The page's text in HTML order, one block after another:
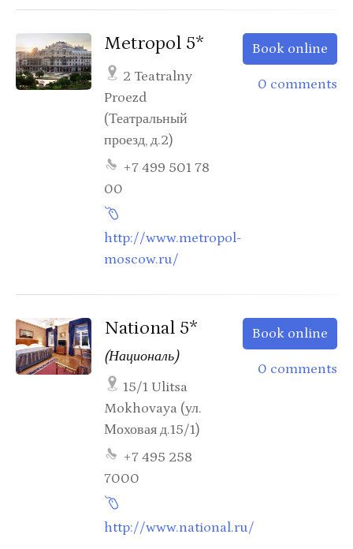
Metropol 5*
2 Teatralny
Proezd
(Театральный
проезд, д.2)
+7 499 501 78
00
http://www.metropol-
moscow.ru/
Book online
0 comments
National 5*
(Националь)
15/1 Ulitsa
Mokhovaya (ул.
Моховая д.15/1)
+7 495 258
7000
http://www.national.ru/
Book online
0 comments